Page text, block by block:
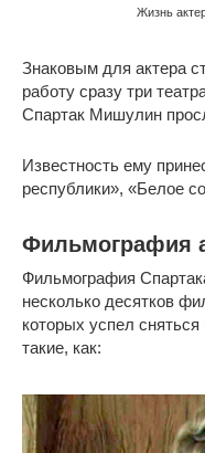
Жизнь
Знаковым для актера
работу сразу три
Спартак Мишулин
Известность ему
республики», «Белое
Фильмография
Фильмография
несколько десятков
которых успел сняться
такие, как: